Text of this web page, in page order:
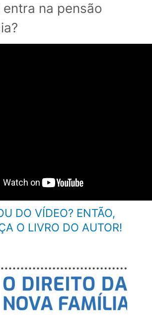
na pensão
DO VÍDEO? ENTÃO,
O LIVRO DO AUTOR!